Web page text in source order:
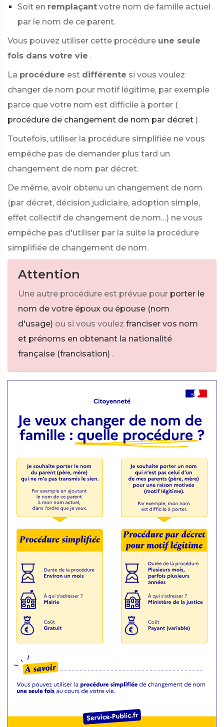
Soit en remplaçant votre nom de famille actuel
par le nom de ce parent.
Vous pouvez utiliser cette procédure une seule
fois dans votre vie .
La procédure est différente si vous voulez
changer de nom pour motif légitime, par exemple
parce que votre nom est difficile à porter (
procédure de changement de nom par décret ).
Toutefois, utiliser la procédure simplifiée ne vous
empêche pas de demander plus tard un
changement de nom par décret.
De même, avoir obtenu un changement de nom
(par décret, décision judiciaire, adoption simple,
effet collectif de changement de nom…) ne vous
empêche pas d'utiliser par la suite la procédure
simplifiée de changement de nom.
Attention
Une autre procédure est prévue pour porter le
nom de votre époux ou épouse (nom
d'usage) ou si vous voulez franciser vos nom
et prénoms en obtenant la nationalité
française (francisation) .